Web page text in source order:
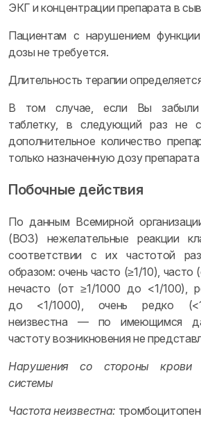
ЭКГ и концентрации препарата в
Пациентам с нарушением
дозы не требуется.
Длительность терапии
В том случае, если Вы забыли
таблетку, в следующий раз не
дополнительное количество
только назначенную дозу
Побочные действия
По данным Всемирной
(ВОЗ) нежелательные реакции
соответствии с их частотой
образом: очень часто (≥1/10), часто
нечасто (от ≥1/1000 до <1/100),
до <1/1000), очень редко
неизвестна — по имеющимся
частоту возникновения не
Нарушения со стороны крови
системы
Частота неизвестна: